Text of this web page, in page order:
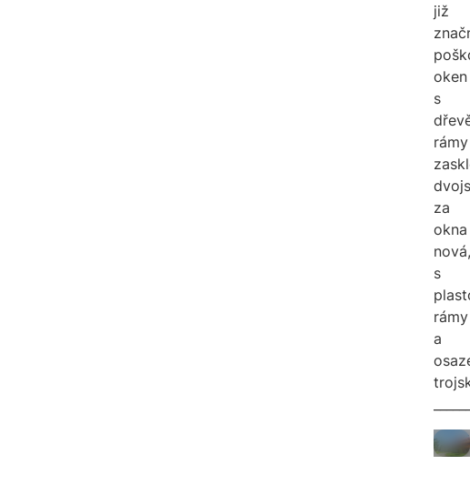
již
oken
s
rámy
za
okna
nová,
s
rámy
a